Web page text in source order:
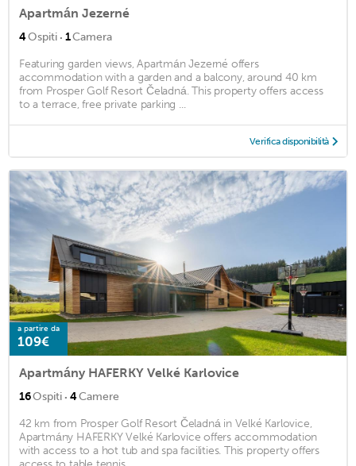
Apartmán Jezerné
4Ospiti · 1Camera
Featuring garden views, Apartmán Jezerné offers
accommodation with a garden and a balcony, around 40 km
from Prosper Golf Resort Čeladná. This property offers access
to a terrace, free private parking ...
Verifica disponibilità
a partire da
109€
Apartmány HAFERKY Velké Karlovice
16Ospiti · 4Camere
42 km from Prosper Golf Resort Čeladná in Velké Karlovice,
Apartmány HAFERKY Velké Karlovice offers accommodation
with access to a hot tub and spa facilities. This property offers